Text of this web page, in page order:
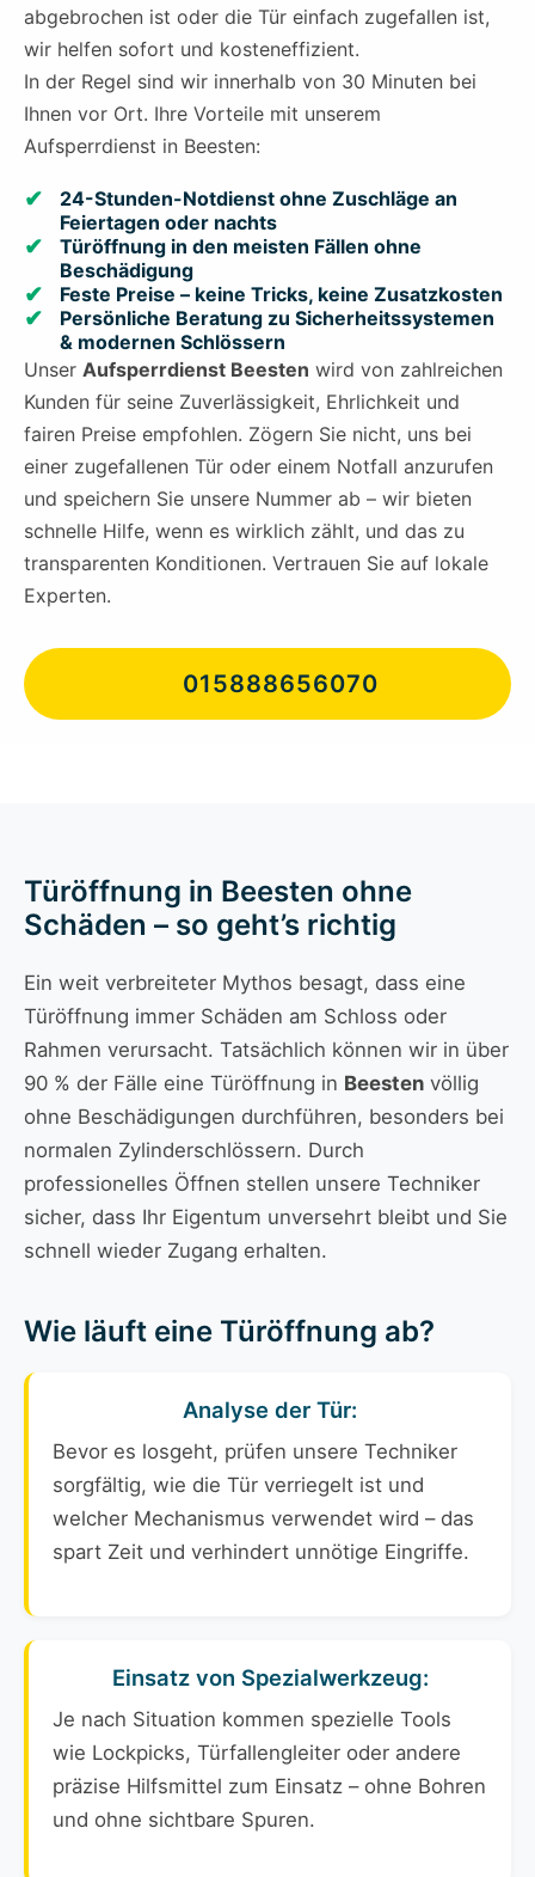
abgebrochen ist oder die Tür einfach zugefallen ist,
wir helfen sofort und kosteneffizient.
In der Regel sind wir innerhalb von 30 Minuten bei
Ihnen vor Ort. Ihre Vorteile mit unserem
Aufsperrdienst in Beesten:
24-Stunden-Notdienst ohne Zuschläge an
Feiertagen oder nachts
Türöffnung in den meisten Fällen ohne
Beschädigung
Feste Preise – keine Tricks, keine Zusatzkosten
Persönliche Beratung zu Sicherheitssystemen
& modernen Schlössern
Unser Aufsperrdienst Beesten wird von zahlreichen
Kunden für seine Zuverlässigkeit, Ehrlichkeit und
fairen Preise empfohlen. Zögern Sie nicht, uns bei
einer zugefallenen Tür oder einem Notfall anzurufen
und speichern Sie unsere Nummer ab – wir bieten
schnelle Hilfe, wenn es wirklich zählt, und das zu
transparenten Konditionen. Vertrauen Sie auf lokale
Experten.
015888656070
Türöffnung in Beesten ohne
Schäden – so geht’s richtig
Ein weit verbreiteter Mythos besagt, dass eine
Türöffnung immer Schäden am Schloss oder
Rahmen verursacht. Tatsächlich können wir in über
90 % der Fälle eine Türöffnung in Beesten völlig
ohne Beschädigungen durchführen, besonders bei
normalen Zylinderschlössern. Durch
professionelles Öffnen stellen unsere Techniker
sicher, dass Ihr Eigentum unversehrt bleibt und Sie
schnell wieder Zugang erhalten.
Wie läuft eine Türöffnung ab?
Analyse der Tür:
Bevor es losgeht, prüfen unsere Techniker
sorgfältig, wie die Tür verriegelt ist und
welcher Mechanismus verwendet wird – das
spart Zeit und verhindert unnötige Eingriffe.
Einsatz von Spezialwerkzeug:
Je nach Situation kommen spezielle Tools
wie Lockpicks, Türfallengleiter oder andere
präzise Hilfsmittel zum Einsatz – ohne Bohren
und ohne sichtbare Spuren.